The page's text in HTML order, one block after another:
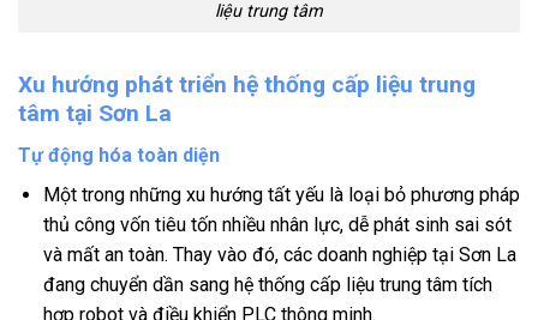
liệu trung tâm
Xu hướng phát triển hệ thống cấp liệu trung
tâm tại Sơn La
Tự động hóa toàn diện
Một trong những xu hướng tất yếu là loại bỏ phương pháp
thủ công vốn tiêu tốn nhiều nhân lực, dễ phát sinh sai sót
và mất an toàn. Thay vào đó, các doanh nghiệp tại Sơn La
đang chuyển dần sang hệ thống cấp liệu trung tâm tích
hợp robot và điều khiển PLC thông minh.